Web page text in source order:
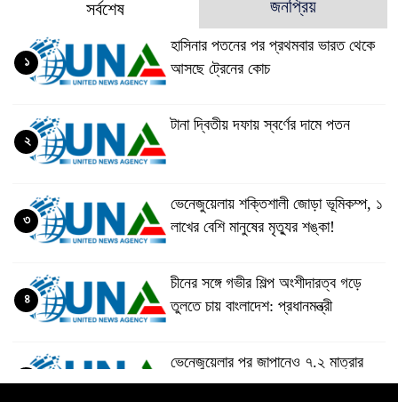
সর্বশেষ জনপ্রিয়
হাসিনার পতনের পর প্রথমবার ভারত থেকে
আসছে ট্রেনের কোচ
১
টানা দ্বিতীয় দফায় স্বর্ণের দামে পতন
২
ভেনেজুয়েলায় শক্তিশালী জোড়া ভূমিকম্প, ১
লাখের বেশি মানুষের মৃত্যুর শঙ্কা!
৩
চীনের সঙ্গে গভীর শিল্প অংশীদারত্ব গড়ে
তুলতে চায় বাংলাদেশ: প্রধানমন্ত্রী
৪
ভেনেজুয়েলার পর জাপানেও ৭.২ মাত্রার
শক্তিশালী ভূমিকম্প